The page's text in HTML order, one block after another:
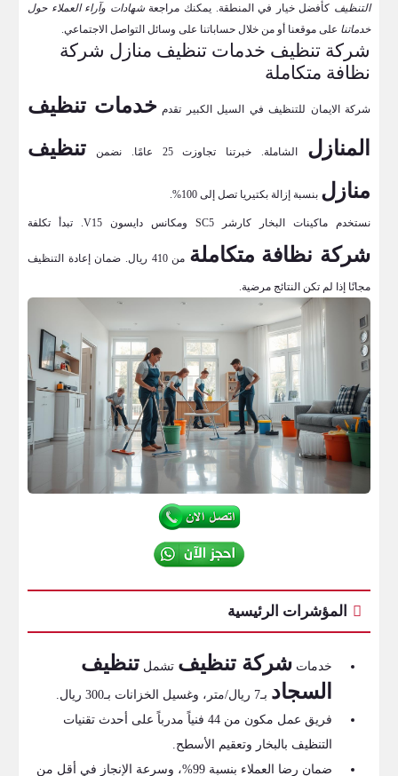
التنظيف كأفضل خيار في المنطقة. يمكنك مراجعةشهادات وآراء العملاء حول
خدماتنا على موقعنا أو من خلال حساباتنا على وسائل التواصل الاجتماعي.
شركة تنظيف خدمات تنظيف منازل شركة
نظافة متكاملة
شركة الايمان للتنظيف في السيل الكبير تقدم خدمات تنظيف
المنازل الشاملة. خبرتنا تجاوزت 25 عامًا. نضمن
تنظيف
منازل بنسبة إزالة بكتيريا تصل إلى 100%.
نستخدم ماكينات البخار كارشر SC5 ومكانس دايسون V15. تبدأ تكلفة
شركة نظافة متكاملة من 410 ريال. ضمان إعادة التنظيف
مجانًا إذا لم تكن النتائج مرضية.
المؤشرات الرئيسية
خدمات شركة تنظيف تشمل تنظيف
السجاد بـ7 ريال/متر، وغسيل الخزانات بـ300 ريال.
فريق عمل مكون من 44 فنياً مدرباً على أحدث تقنيات
التنظيف بالبخار وتعقيم الأسطح.
ضمان رضا العملاء بنسبة 99%، وسرعة الإنجاز في أقل من